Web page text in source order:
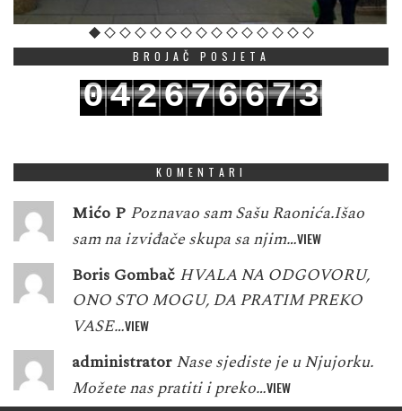
BROJAČ POSJETA
042676673
KOMENTARI
Mićo P Poznavao sam Sašu Raonića.Išao
sam na izviđače skupa sa njim…VIEW
Boris Gombač HVALA NA ODGOVORU,
ONO STO MOGU, DA PRATIM PREKO
VASE…VIEW
administrator Nase sjediste je u Njujorku.
Možete nas pratiti i preko…VIEW